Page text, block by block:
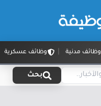
وظائف مدنية وظائف عسكرية
بحث